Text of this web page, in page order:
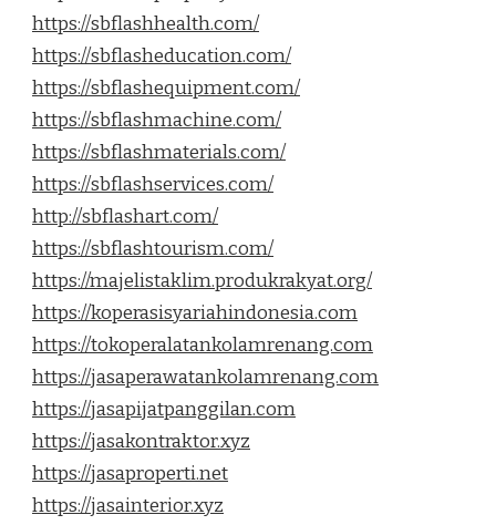
https://sbflashhealth.com/
https://sbflasheducation.com/
https://sbflashequipment.com/
https://sbflashmachine.com/
https://sbflashmaterials.com/
https://sbflashservices.com/
http://sbflashart.com/
https://sbflashtourism.com/
https://majelistaklim.produkrakyat.org/
https://koperasisyariahindonesia.com
https://tokoperalatankolamrenang.com
https://jasaperawatankolamrenang.com
https://jasapijatpanggilan.com
https://jasakontraktor.xyz
https://jasaproperti.net
https://jasainterior.xyz